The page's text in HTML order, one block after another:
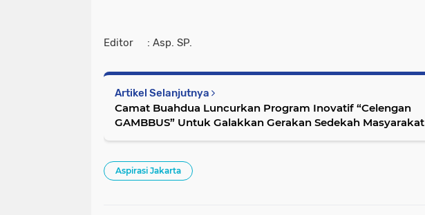
Editor : Asp. SP.
Artikel Selanjutnya
Camat Buahdua Luncurkan Program Inovatif “Celengan
GAMBBUS” Untuk Galakkan Gerakan Sedekah Masyarakat
Aspirasi Jakarta